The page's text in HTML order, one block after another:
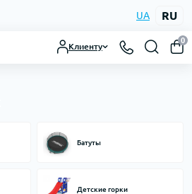
UA RU
Клиенту
0
Батуты
Детские горки